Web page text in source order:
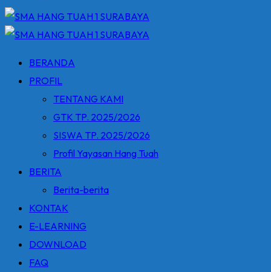
BERANDA
PROFIL
TENTANG KAMI
GTK TP. 2025/2026
SISWA TP. 2025/2026
Profil Yayasan Hang Tuah
BERITA
Berita-berita
KONTAK
E-LEARNING
DOWNLOAD
FAQ